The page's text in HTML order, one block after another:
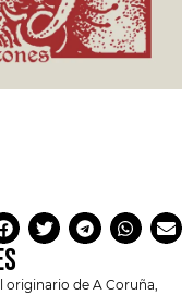
de A Coruña,